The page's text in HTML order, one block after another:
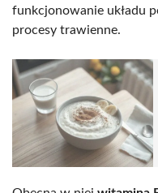
funkcjonowanie układu
procesy trawienne.